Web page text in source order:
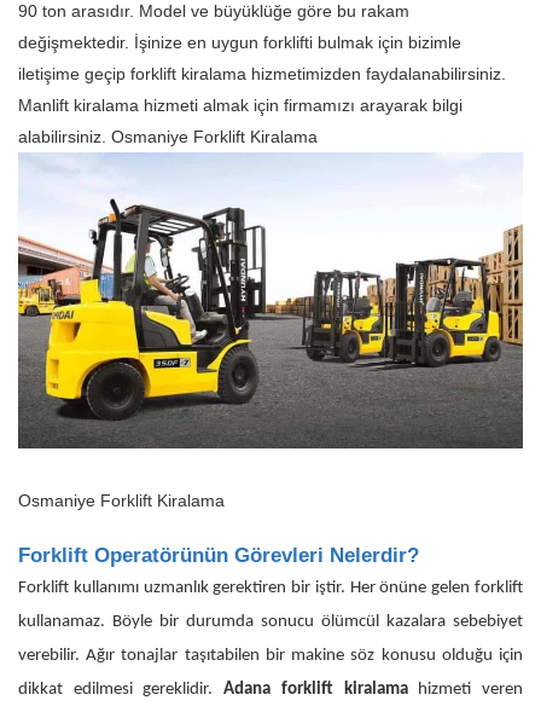
90 ton arasıdır. Model ve büyüklüğe göre bu rakam
değişmektedir. İşinize en uygun forklifti bulmak için bizimle
iletişime geçip forklift kiralama hizmetimizden faydalanabilirsiniz.
Manlift kiralama hizmeti almak için firmamızı arayarak bilgi
alabilirsiniz. Osmaniye Forklift Kiralama
Osmaniye Forklift Kiralama
Forklift Operatörünün Görevleri Nelerdir?
Forklift kullanımı uzmanlık gerektiren bir iştir. Her önüne gelen forklift
kullanamaz. Böyle bir durumda sonucu ölümcül kazalara sebebiyet
verebilir. Ağır tonajlar taşıtabilen bir makine söz konusu olduğu için
dikkat edilmesi gereklidir.Adana forklift kiralamahizmeti veren